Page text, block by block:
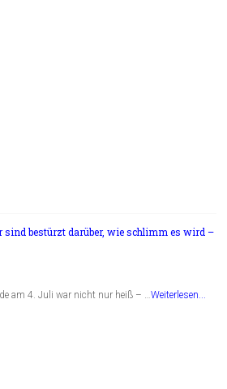
bestürzt darüber, wie schlimm es wird –
am 4. Juli war nicht nur heiß – …Weiterlesen...